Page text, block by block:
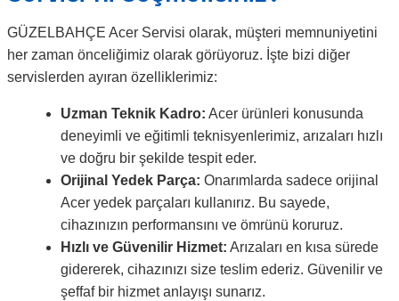
GÜZELBAHÇE Acer Servisi olarak, müşteri memnuniyetini
her zaman önceliğimiz olarak görüyoruz. İşte bizi diğer
servislerden ayıran özelliklerimiz:
Uzman Teknik Kadro: Acer ürünleri konusunda
deneyimli ve eğitimli teknisyenlerimiz, arızaları hızlı
ve doğru bir şekilde tespit eder.
Orijinal Yedek Parça: Onarımlarda sadece orijinal
Acer yedek parçaları kullanırız. Bu sayede,
cihazınızın performansını ve ömrünü koruruz.
Hızlı ve Güvenilir Hizmet: Arızaları en kısa sürede
gidererek, cihazınızı size teslim ederiz. Güvenilir ve
şeffaf bir hizmet anlayışı sunarız.